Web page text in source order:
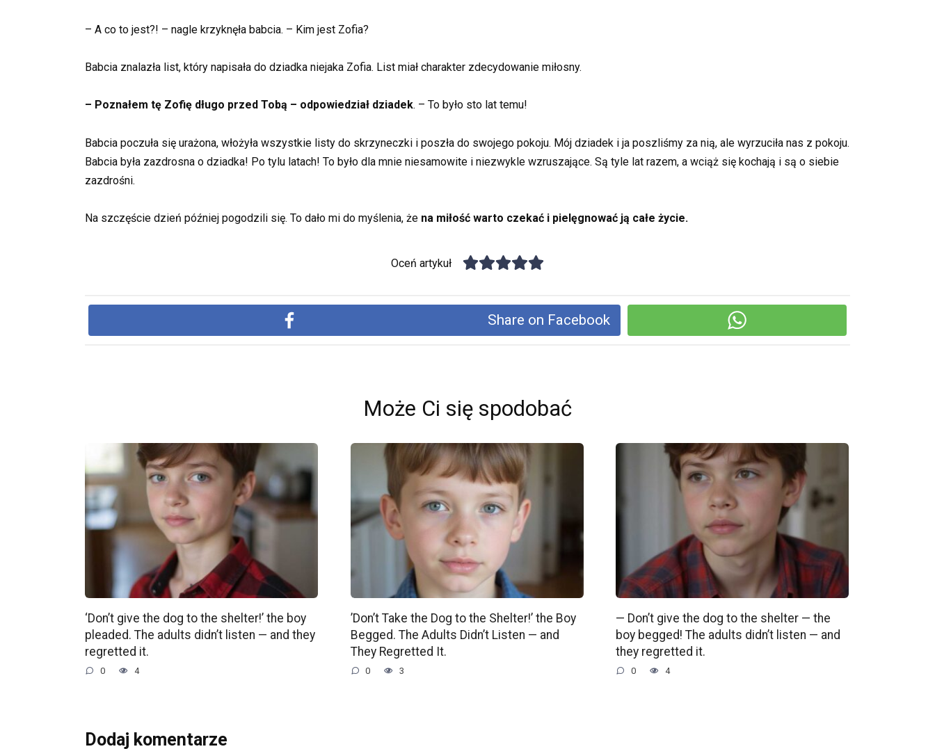
– A co to jest?! – nagle krzyknęła babcia. – Kim jest Zofia?
Babcia znalazła list, który napisała do dziadka niejaka Zofia. List miał charakter zdecydowanie miłosny.
– Poznałem tę Zofię długo przed Tobą – odpowiedział dziadek. – To było sto lat temu!
Babcia poczuła się urażona, włożyła wszystkie listy do skrzyneczki i poszła do swojego pokoju. Mój dziadek i ja poszliśmy za nią, ale wyrzuciła nas z pokoju.
Babcia była zazdrosna o dziadka! Po tylu latach! To było dla mnie niesamowite i niezwykle wzruszające. Są tyle lat razem, a wciąż się kochają i są o siebie
zazdrośni.
Na szczęście dzień później pogodzili się. To dało mi do myślenia, że na miłość warto czekać i pielęgnować ją całe życie.
Oceń artykuł
Share on Facebook
Może Ci się spodobać
‘Don’t give the dog to the shelter!’ the boy
pleaded. The adults didn’t listen — and they
regretted it.
0 4
’Don’t Take the Dog to the Shelter!’ the Boy
Begged. The Adults Didn’t Listen — and
They Regretted It.
0 3
— Don’t give the dog to the shelter — the
boy begged! The adults didn’t listen — and
they regretted it.
0 4
Dodaj komentarze